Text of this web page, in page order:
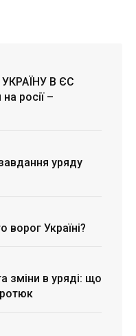
В ЄС
росії –
уряду
ворог Україні?
зміни в уряді: що